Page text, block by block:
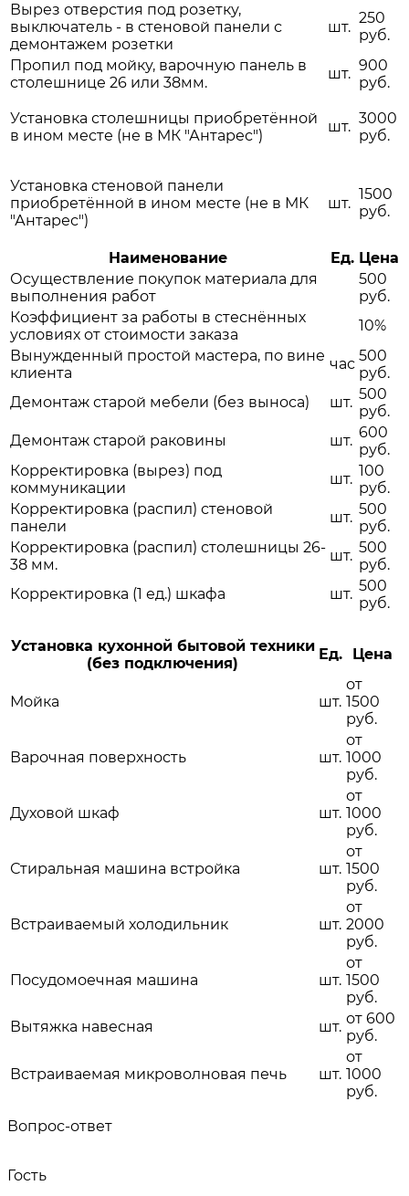
Вырез отверстия под розетку,
выключатель - в стеновой панели с
демонтажем розетки
шт.
250
руб.
Пропил под мойку, варочную панель в
столешнице 26 или 38мм.
шт. 900
руб.
Установка столешницы приобретённой
в ином месте (не в МК "Антарес")
шт. 3000
руб.
Установка стеновой панели
приобретённой в ином месте (не в МК
"Антарес")
шт.
1500
руб.
Наименование Ед. Цена
Осуществление покупок материала для
выполнения работ
500
руб.
Коэффициент за работы в стеснённых
условиях от стоимости заказа
10%
Вынужденный простой мастера, по вине
клиента
час 500
руб.
Демонтаж старой мебели (без выноса)
шт. 500
руб.
Демонтаж старой раковины
шт. 600
руб.
Корректировка (вырез) под
коммуникации
шт. 100
руб.
Корректировка (распил) стеновой
панели
шт. 500
руб.
Корректировка (распил) столешницы 26-
38 мм.
шт. 500
руб.
Корректировка (1 ед.) шкафа
шт. 500
руб.
Установка кухонной бытовой техники
(без подключения)
Ед. Цена
Мойка шт.
от
1500
руб.
Варочная поверхность шт.
от
1000
руб.
Духовой шкаф шт.
от
1000
руб.
Стиральная машина встройка шт.
от
1500
руб.
Встраиваемый холодильник шт.
от
2000
руб.
Посудомоечная машина шт.
от
1500
руб.
Вытяжка навесная
шт. от 600
руб.
Встраиваемая микроволновая печь шт.
от
1000
руб.
Вопрос-ответ
Гость